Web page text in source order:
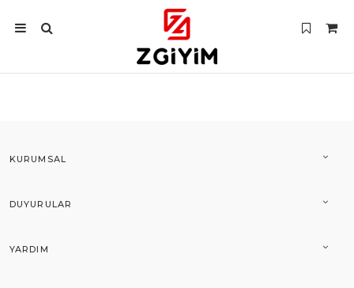
KURUMSAL
DUYURULAR
YARDIM